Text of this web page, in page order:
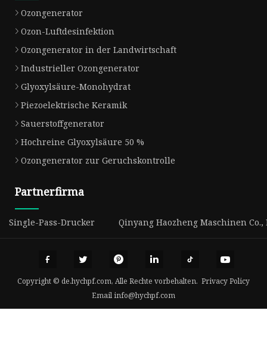
Ozongenerator
Ozon-Luftdesinfektion
Ozongenerator in der Landwirtschaft
Industrieller Ozongenerator
Glyoxylsäure-Monohydrat
Piezoelektrische Keramik
Sauerstoffgenerator
Hochreine Glyoxylsäure 50 %
Ozongenerator zur Geruchskontrolle
Partnerfirma
Single-Pass-Drucker Qinyang Haozheng Maschinen Co.,
Copyright © de.hychpf.com, Alle Rechte vorbehalten. Privacy Policy
Emailinfo@hychpf.com